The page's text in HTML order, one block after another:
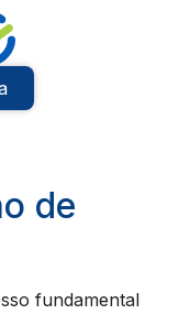
de
fundamental